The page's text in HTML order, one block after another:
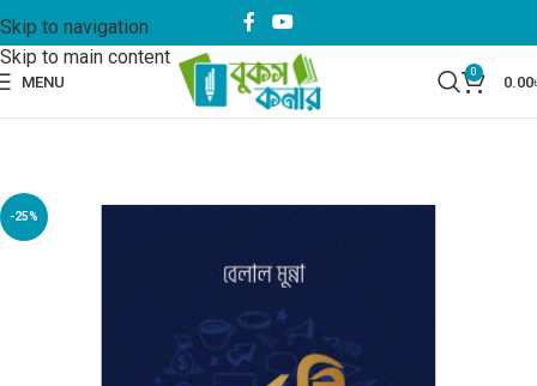
Skip to navigation
Skip to main content
MENU
0
0.00
-25%